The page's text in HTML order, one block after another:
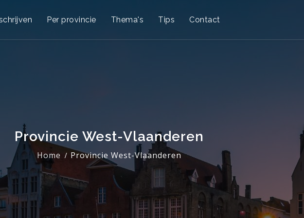
Per provincie Thema's Tips Contact
Provincie West-Vlaanderen
Home Provincie West-Vlaanderen